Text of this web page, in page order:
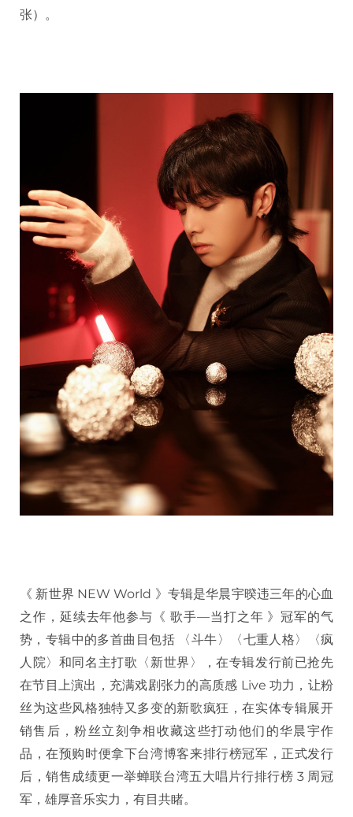
张）。
《 新世界 NEW World 》专辑是华晨宇暌违三年的心血
之作，延续去年他参与《 歌手—当打之年 》冠军的气
势，专辑中的多首曲目包括 〈斗牛〉〈七重人格〉〈疯
人院〉和同名主打歌〈新世界〉，在专辑发行前已抢先
在节目上演出，充满戏剧张力的高质感 Live 功力，让粉
丝为这些风格独特又多变的新歌疯狂，在实体专辑展开
销售后，粉丝立刻争相收藏这些打动他们的华晨宇作
品，在预购时便拿下台湾博客来排行榜冠军，正式发行
后，销售成绩更一举蝉联台湾五大唱片行排行榜 3 周冠
军，雄厚音乐实力，有目共睹。